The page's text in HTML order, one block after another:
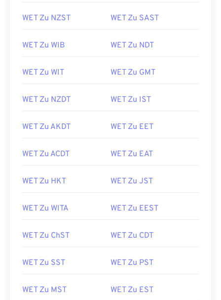
WET Zu NZST WET Zu SAST
WET Zu WIB WET Zu NDT
WET Zu WIT WET Zu GMT
WET Zu NZDT WET Zu IST
WET Zu AKDT WET Zu EET
WET Zu ACDT WET Zu EAT
WET Zu HKT WET Zu JST
WET Zu WITA WET Zu EEST
WET Zu ChST WET Zu CDT
WET Zu SST WET Zu PST
WET Zu MST WET Zu EST